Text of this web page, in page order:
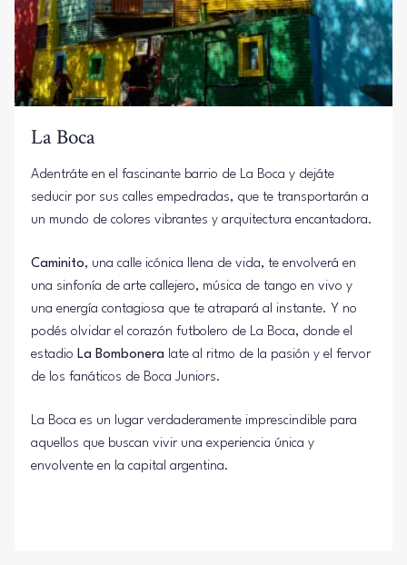
La Boca
Adentráte en el fascinante barrio de La Boca y dejáte
seducir por sus calles empedradas, que te transportarán a
un mundo de colores vibrantes y arquitectura encantadora.
Caminito, una calle icónica llena de vida, te envolverá en
una sinfonía de arte callejero, música de tango en vivo y
una energía contagiosa que te atrapará al instante. Y no
podés olvidar el corazón futbolero de La Boca, donde el
estadio La Bombonera late al ritmo de la pasión y el fervor
de los fanáticos de Boca Juniors.
La Boca es un lugar verdaderamente imprescindible para
aquellos que buscan vivir una experiencia única y
envolvente en la capital argentina.